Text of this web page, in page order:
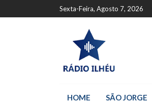
Sexta-Feira, Agosto 7, 2026
HOME SÃO JORGE